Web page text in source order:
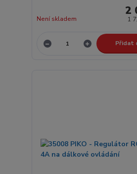
2
1
Není skladem
Přidat